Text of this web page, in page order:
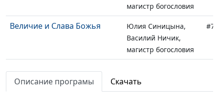
магистр богословия
Величие и Слава Божья
Юлия Синицына,
Василий Ничик,
магистр богословия
Обращение к христианской
церкви
Василий Ничик,
магистр богословия
Описание програмы Скачать